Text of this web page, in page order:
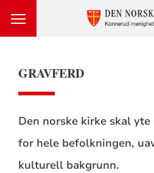
GRAVFERD
Den norske kirke skal
for hele befolkningen,
kulturell bakgrunn.